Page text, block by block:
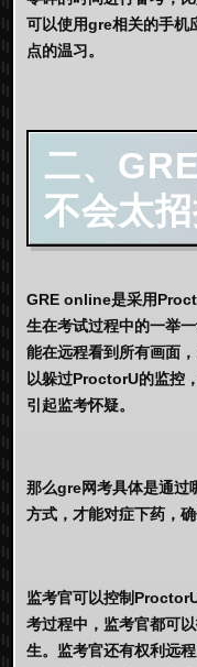
可以使用gre相关的手机
点的温习。
二、
不会太招
GRE online是采用
生在考试过程中的一举
能在远程看到所有画面
以躲过ProctorU的监控
引起监考怀疑。
那么gre网考具体是通过
方式，才能对症下药，
监考官可以控制
考过程中，监考官都可
生。监考官还有权利远